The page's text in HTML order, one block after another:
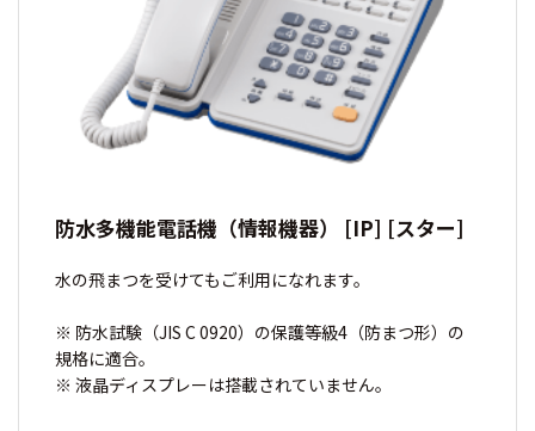
防水多機能電話機（情報機器） [IP] [スター]
水の飛まつを受けてもご利用になれます。
※ 防水試験（JIS C 0920）の保護等級4（防まつ形）の
規格に適合。
※ 液晶ディスプレーは搭載されていません。